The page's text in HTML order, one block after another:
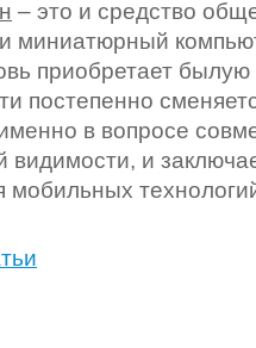
– это и средство
и миниатюрный
приобретает былую
постепенно
в вопросе
видимости, и
мобильных